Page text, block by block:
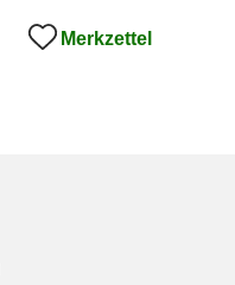
Merkzettel